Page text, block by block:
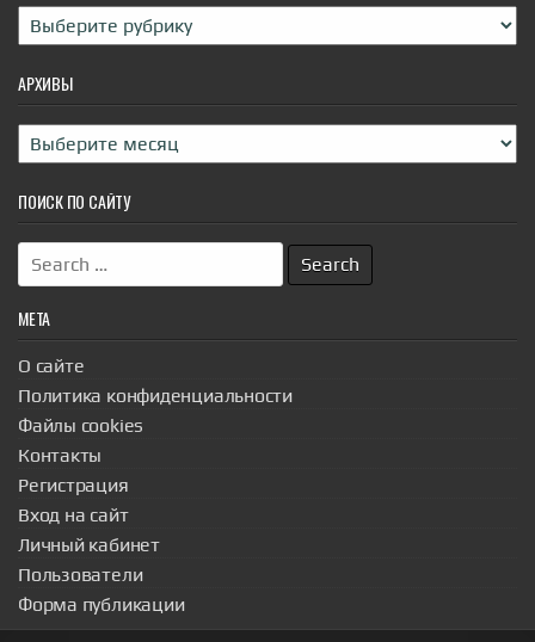
Рубрики
АРХИВЫ
Архивы
ПОИСК ПО САЙТУ
Search
for:
МЕТА
О сайте
Политика конфиденциальности
Файлы cookies
Контакты
Регистрация
Вход на сайт
Личный кабинет
Пользователи
Форма публикации